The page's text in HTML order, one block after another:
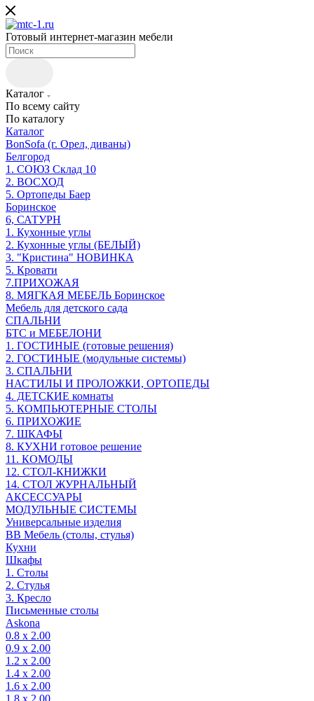
Готовый интернет-магазин мебели
Каталог
По всему сайту
По каталогу
Каталог
BonSofa (г. Орел, диваны)
Белгород
1. СОЮЗ Склад 10
2. ВОСХОД
5. Ортопеды Баер
Боринское
6, САТУРН
1. Кухонные углы
2. Кухонные углы (БЕЛЫЙ)
3. "Кристина" НОВИНКА
5. Кровати
7.ПРИХОЖАЯ
8. МЯГКАЯ МЕБЕЛЬ Боринское
Мебель для детского сада
СПАЛЬНИ
БТС и МЕБЕЛОНИ
1. ГОСТИНЫЕ (готовые решения)
2. ГОСТИНЫЕ (модульные системы)
3. СПАЛЬНИ
НАСТИЛЫ И ПРОЛОЖКИ, ОРТОПЕДЫ
4. ДЕТСКИЕ комнаты
5. КОМПЬЮТЕРНЫЕ СТОЛЫ
6. ПРИХОЖИЕ
7. ШКАФЫ
8. КУХНИ готовое решение
11. КОМОДЫ
12. СТОЛ-КНИЖКИ
14. СТОЛ ЖУРНАЛЬНЫЙ
АКСЕССУАРЫ
МОДУЛЬНЫЕ СИСТЕМЫ
Универсальные изделия
ВВ Мебель (столы, стулья)
Кухни
Шкафы
1. Столы
2. Стулья
3. Кресло
Письменные столы
Askona
0.8 х 2.00
0.9 х 2.00
1.2 х 2.00
1.4 х 2.00
1.6 х 2.00
1.8 х 2.00